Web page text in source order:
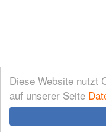
Diese Website nutzt
auf unserer Seite